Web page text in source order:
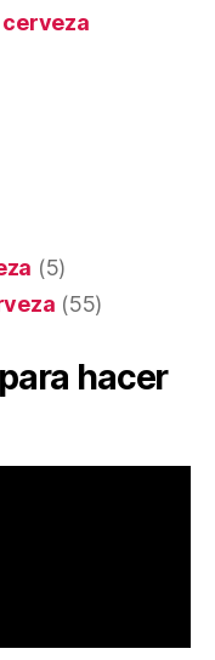
(5)
(55)
hacer